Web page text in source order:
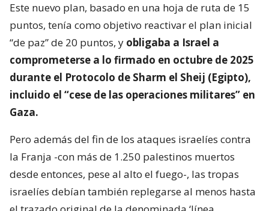
Este nuevo plan, basado en una hoja de ruta de 15
puntos, tenía como objetivo reactivar el plan inicial
“de paz” de 20 puntos, y obligaba a Israel a
comprometerse a lo firmado en octubre de 2025
durante el Protocolo de Sharm el Sheij (Egipto),
incluido el “cese de las operaciones militares” en
Gaza.
Pero además del fin de los ataques israelíes contra
la Franja -con más de 1.250 palestinos muertos
desde entonces, pese al alto el fuego-, las tropas
israelíes debían también replegarse al menos hasta